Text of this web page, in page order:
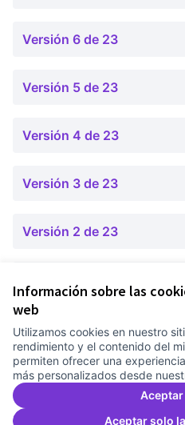
Información sobre las
web
Utilizamos cookies en nuestro
rendimiento y el contenido del
permiten ofrecer una
más personalizados desde
Aceptar solo
Versión 6 de 23
Versión 5 de 23
Versión 4 de 23
Versión 3 de 23
Versión 2 de 23
Términos y condiciones de uso
Configuración de cookies
Comunitat Canòdrom en
(Link extern)
Comunitat Canòdrom en
(Link extern)
Comunitat Canòdrom en YouTube
(Link extern)
Castellano
Triar la llenguaElegir el idioma